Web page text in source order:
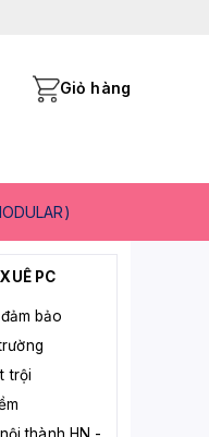
Giỏ hàng
PC
bảo
trội